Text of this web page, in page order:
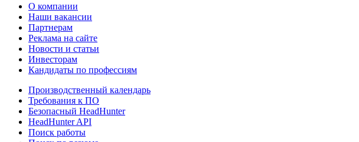
О компании
Наши вакансии
Партнерам
Реклама на сайте
Новости и статьи
Инвесторам
Кандидаты по профессиям
Производственный календарь
Требования к ПО
Безопасный HeadHunter
HeadHunter API
Поиск работы